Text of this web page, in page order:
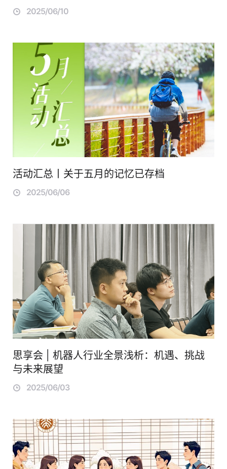
2025/06/10
活动汇总丨关于五月的记忆已存档
2025/06/06
思享会 | 机器人行业全景浅析：机遇、挑战
与未来展望
2025/06/03